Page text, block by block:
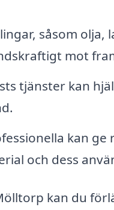
såsom
mot
tjänster kan
kan
och dess
kan du